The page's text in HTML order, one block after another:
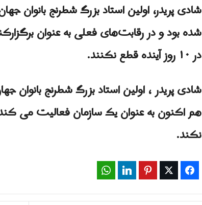
شادی پریدر، اولین استاد بزرگ شطرنج بانوان
شده بود و در رقابت‌های فعلی به عنوان
در ۱۰ روز آینده قطع نکنند.
شادی پریدر ، اولین استاد بزرگ شطرنج بانوان
نکند.
Facebook
Twitter
Pinterest
LinkedIn